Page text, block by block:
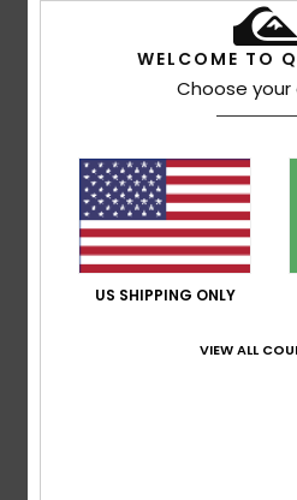
Relação
4.2
Muito pequenoDemasiado grande
WELCOME TO
Choose
US SHIPPING ONLY
VIEW ALL